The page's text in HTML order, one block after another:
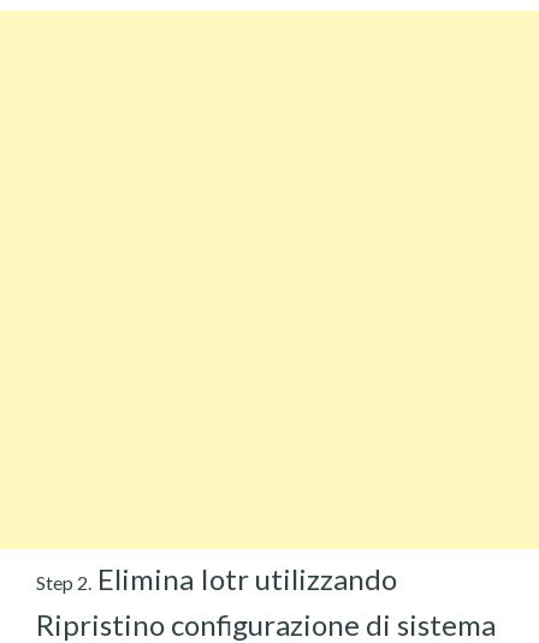
Step 2. Elimina Iotr utilizzando
Ripristino configurazione di sistema